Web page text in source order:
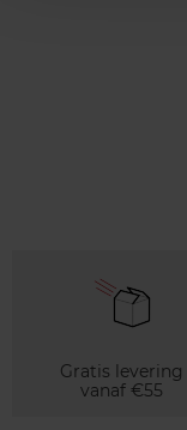
Gratis levering
vanaf €55